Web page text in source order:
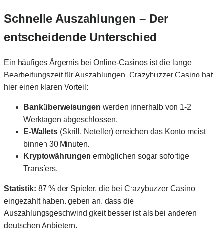
Schnelle Auszahlungen – Der
entscheidende Unterschied
Ein häufiges Ärgernis bei Online‑Casinos ist die lange
Bearbeitungszeit für Auszahlungen. Crazybuzzer Casino hat
hier einen klaren Vorteil:
Banküberweisungen werden innerhalb von 1‑2
Werktagen abgeschlossen.
E‑Wallets (Skrill, Neteller) erreichen das Konto meist
binnen 30 Minuten.
Kryptowährungen ermöglichen sogar sofortige
Transfers.
Statistik: 87 % der Spieler, die bei Crazybuzzer Casino
eingezahlt haben, geben an, dass die
Auszahlungsgeschwindigkeit besser ist als bei anderen
deutschen Anbietern.